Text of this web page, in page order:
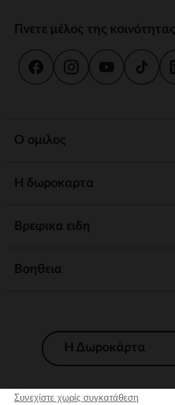
Συνεχίστε χωρίς συγκατάθεση
Γίνετε μέλος της κοινότητας
Ο ομιλος
Η δωροκαρτα
Βρεφικα ειδη
Βοηθεια
Η Δωροκάρτα